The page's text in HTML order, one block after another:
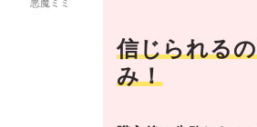
悪魔ミミ
信じられる
み！